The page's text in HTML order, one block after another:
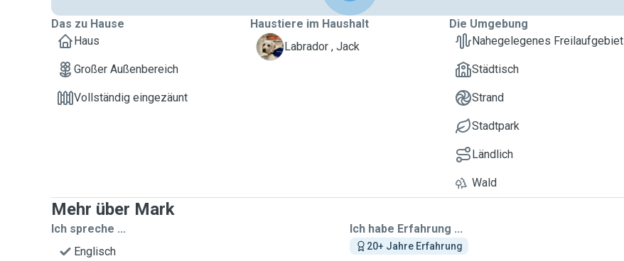
Das zu Hause
Haus
Großer Außenbereich
Vollständig eingezäunt
Haustiere im Haushalt
J
Labrador , Jack
Die Umgebung
Nahegelegenes Freilaufgebiet
Städtisch
Strand
Stadtpark
Ländlich
Wald
Mehr über Mark
Ich spreche ...
Englisch
Ich habe Erfahrung ...
20+ Jahre Erfahrung